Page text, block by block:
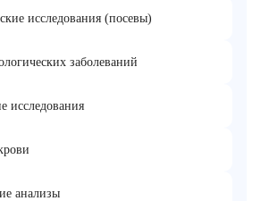
исследования (посевы)
заболеваний
исследования
анализы